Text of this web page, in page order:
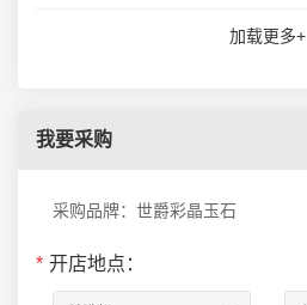
加载更多+
我要采购
采购品牌：世爵彩晶玉石
* 开店地点：